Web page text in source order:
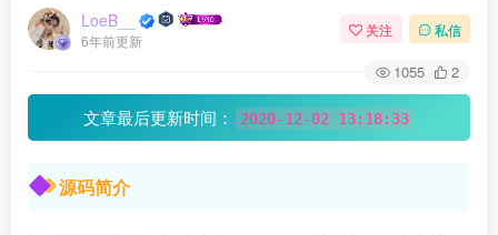
LoeB__
6年前更新
关注 私信
1055 2
文章最后更新时间： 2020-12-02 13:18:33
源码简介